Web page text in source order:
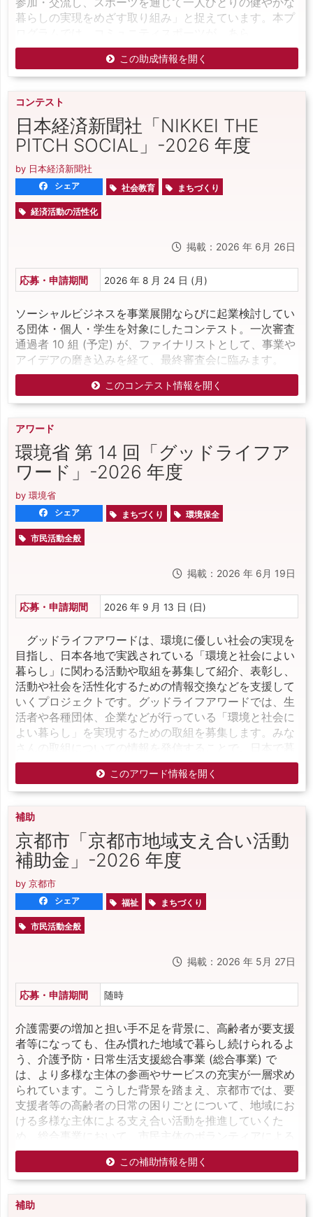
暮らしの実現をめざす取り組み」と捉えています。本プ
この助成情報を開く
コンテスト
日本経済新聞社「NIKKEI THE
PITCH SOCIAL」-2026 年度
by 日本経済新聞社
シェア 社会教育 まちづくり
経済活動の活性化
掲載：2026 年 6月 26日
応募・申請期間 2026 年 8 月 24 日 (月)
ソーシャルビジネスを事業展開ならびに起業検討してい
る団体・個人・学生を対象にしたコンテスト。一次審査
通過者 10 組 (予定) が、ファイナリストとして、事業や
アイデアの磨き込みを経て、最終審査会に臨みます。
このコンテスト情報を開く
アワード
環境省 第 14 回「グッドライフア
ワード」-2026 年度
by 環境省
シェア まちづくり 環境保全
市民活動全般
掲載：2026 年 6月 19日
応募・申請期間 2026 年 9 月 13 日 (日)
グッドライフアワードは、環境に優しい社会の実現を
目指し、日本各地で実践されている「環境と社会によい
暮らし」に関わる活動や取組を募集して紹介、表彰し、
活動や社会を活性化するための情報交換などを支援して
いくプロジェクトです。グッドライフアワードでは、生
活者や各種団体、企業などが行っている「環境と社会に
よい暮らし」を実現するための取組を募集します。みな
さんの取組についての情報を発信することで、日本で暮
このアワード情報を開く
補助
京都市「京都市地域支え合い活動
補助金」-2026 年度
by 京都市
シェア 福祉 まちづくり
市民活動全般
掲載：2026 年 5月 27日
応募・申請期間 随時
介護需要の増加と担い手不足を背景に、高齢者が要支援
者等になっても、住み慣れた地域で暮らし続けられるよ
う、介護予防・日常生活支援総合事業 (総合事業) で
は、より多様な主体の参画やサービスの充実が一層求め
られています。こうした背景を踏まえ、京都市では、要
支援者等の高齢者の日常の困りごとについて、地域にお
ける多様な主体による支え合い活動を推進していくた
め、総合事業において、市民主体のボランティアによる
この補助情報を開く
補助